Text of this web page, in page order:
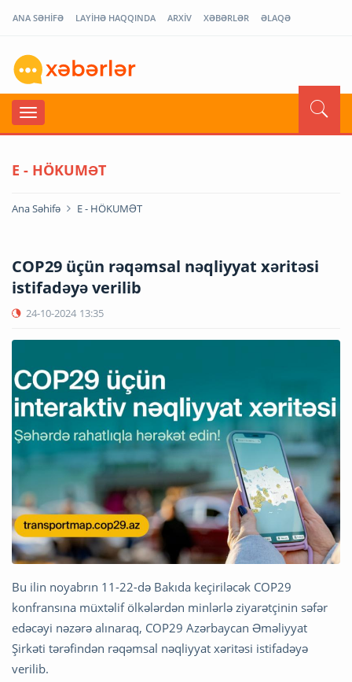
ANA SƏHİFƏ LAYİHƏ HAQQINDA ARXİV XƏBƏRLƏR ƏLAQƏ
E - HÖKUMƏT
Ana Səhifə E - HÖKUMƏT
COP29 üçün rəqəmsal nəqliyyat xəritəsi
istifadəyə verilib
24-10-2024 13:35
Bu ilin noyabrın 11-22-də Bakıda keçiriləcək COP29
konfransına müxtəlif ölkələrdən minlərlə ziyarətçinin səfər
edəcəyi nəzərə alınaraq, COP29 Azərbaycan Əməliyyat
Şirkəti tərəfindən rəqəmsal nəqliyyat xəritəsi istifadəyə
verilib.